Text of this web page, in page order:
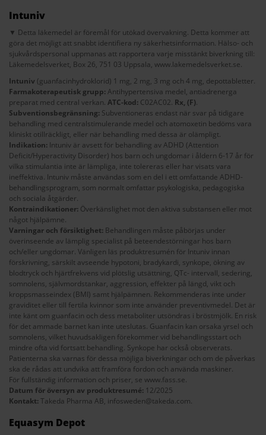
Intuniv
▼ Detta läkemedel är föremål för utökad övervakning. Detta kommer att
göra det möjligt att snabbt identifiera ny säkerhetsinformation. Hälso- och
sjukvårdspersonal uppmanas att rapportera varje misstänkt biverkning till:
Läkemedelsverket, Box 26, 751 03 Uppsala, www.lakemedelsverket.se.
Intuniv (guanfacinhydroklorid) 1 mg, 2 mg, 3 mg och 4 mg, depottabletter.
Farmakoterapeutisk grupp: Antihypertensiva medel, antiadrenerga
preparat med central verkan. ATC-kod: C02AC02. Rx, (F).
Subventionsbegränsning: Subventioneras endast när svar på tidigare
behandling med centralstimulerande medel och atomoxetin bedöms vara
kliniskt otillräckligt, eller när behandling med dessa är olämpligt.
Indikation: Intuniv är avsett för behandling av ADHD (Attention
Deficit/Hyperactivity Disorder) hos barn och ungdomar i åldern 6-17 år för
vilka stimulantia inte är lämpliga, inte tolereras eller har visats vara
ineffektiva. Intuniv måste användas som en del i ett omfattande ADHD-
behandlingsprogram, som normalt omfattar psykologiska, pedagogiska
och sociala åtgärder.
Kontraindikationer: Överkänslighet mot den aktiva substansen eller mot
något hjälpämne.
Varningar och försiktighet: Behandlingen måste påbörjas under
överinseende av lämplig specialist på beteendestörningar hos barn
och/eller ungdomar. Vänligen läs produktresumén för Intuniv innan
förskrivning, särskilt avseende hypotoni, bradykardi, synkope, ökning av
blodtryck och hjärtfrekvens vid plötslig utsättning, QTc- intervall, sedering,
somnolens, självmordstankar, aggression, effekter på längd, vikt och
kroppsmasseindex (BMI) samt hjälpämnen. Rekommenderas inte under
graviditet eller till fertila kvinnor som inte använder preventivmedel. Det är
inte känt om guanfacin och dess metaboliter utsöndras i bröstmjölk. En risk
för det ammade barnet kan inte uteslutas. Guanfacin kan orsaka yrsel och
somnolens, vilket huvudsakligen förekommer vid behandlingsstart och
mindre ofta vid fortsatt behandling. Synkope har också observerats.
Patienterna ska varnas för dessa möjliga biverkningar och om de påverkas
ska de rådas att undvika att framföra fordon och använda maskiner.
För fullständig information och priser, se www.fass.se.
Datum för översyn av produktresumé: 12/2025
Kontakt: Takeda Pharma AB, infosweden@takeda.com.
Equasym Depot